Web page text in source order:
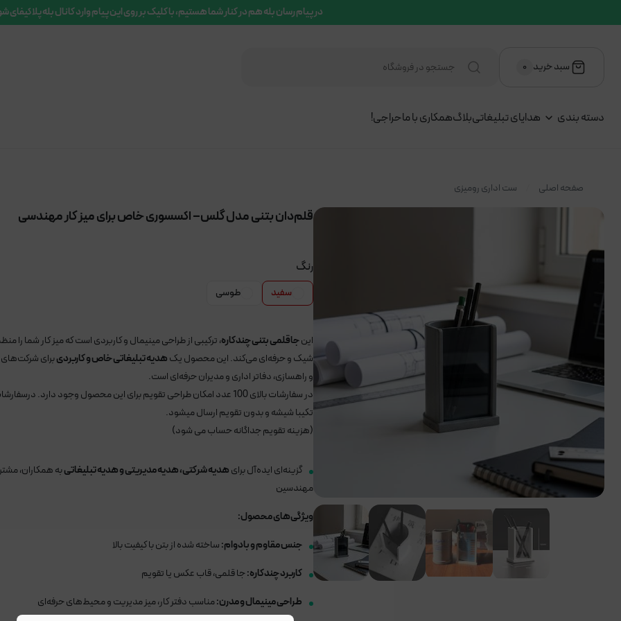
در پیام رسان بله هم در کنار شما هستیم، با کلیک بر روی این پیام وارد کانال بله پلاکیفای
سبد خرید ۰
دسته بندی هدایای تبلیغاتیبلاگهمکاری با ماحراجی!
صفحه اصلی ست اداری رومیزی
قلم‌دان بتنی مدل گلس– اکسسوری خاص برای میز کار مهندسی
رنگ
سفید طوسی
اینجاقلمی بتنی چندکاره، ترکیبی از طراحی مینیمال و کاربردی است که میز کار شما را
شیک و حرفه‌ای می‌کند. این محصول یکهدیه تبلیغاتی خاص و کاربردیبرای
و راهسازی، دفاتر اداری و مدیران حرفه‌ای است.
در سفارشات بالای 100 عدد امکان طراحی تقویم برای این محصول وجود دارد.
تکیبا شیشه و بدون تقویم ارسال میشود.
(هزینه تقویم جداگانه حساب می شود)
گزینه‌ای ایده‌آل برایهدیه شرکتی، هدیه مدیریتی و هدیه تبلیغاتیبه همکاران،
مهندسین
ویژگی‌های محصول:
جنس مقاوم و بادوام:ساخته شده از بتن با کیفیت بالا
کاربرد چندکاره:جا قلمی، قاب عکس یا تقویم
طراحی مینیمال و مدرن:مناسب دفتر کار، میز مدیریت و محیط‌های حرفه‌ای